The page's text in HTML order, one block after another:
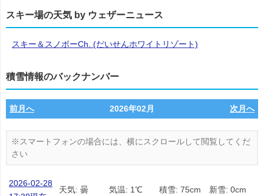
スキー場の天気 by ウェザーニュース
スキー＆スノボーCh. (だいせんホワイトリゾート)
積雪情報のバックナンバー
前月へ 2026年02月 次月へ
2026-02-28
天気: 曇 気温: 1℃ 積雪: 75cm 新雪: 0cm